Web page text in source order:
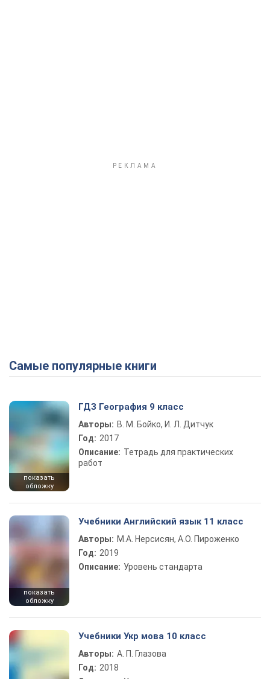
Самые популярные книги
показать
обложку
ГДЗ География 9 класс
Авторы: В. М. Бойко, И. Л. Дитчук
Год: 2017
Описание: Тетрадь для практических
работ
показать
обложку
Учебники Английский язык 11 класс
Авторы: М.А. Нерсисян, А.О. Пироженко
Год: 2019
Описание: Уровень стандарта
Учебники Укр мова 10 класс
Авторы: А. П. Глазова
Год: 2018